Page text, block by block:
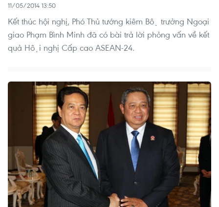
11/05/2014 13:50
Kết thúc hội nghị, Phó Thủ tướng kiêm Bộ trưởng Ngoại
giao Phạm Bình Minh đã có bài trả lời phỏng vấn về kết
quả Hội nghị Cấp cao ASEAN-24.